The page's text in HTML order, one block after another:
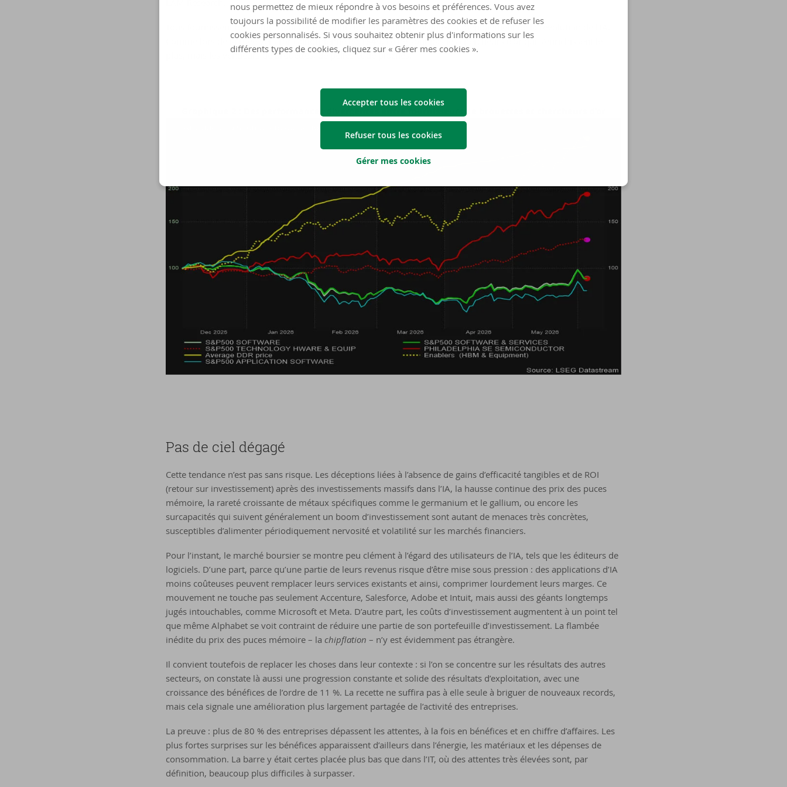
nous permettez de mieux répondre à vos besoins et préférences. Vous avez
toujours la possibilité de modifier les paramètres des cookies et de refuser les
cookies personnalisés. Si vous souhaitez obtenir plus d'informations sur les
différents types de cookies, cliquez sur « Gérer mes cookies ».
Accepter tous les cookies
Refuser tous les cookies
Gérer mes cookies
Tous fournissent des composants et des outils devenus indispensables au déploiement de la révolution de l’IA.
Comme lors de la ruée vers l’or californienne de 1849, ce ne sont pas les chercheurs d’or qui s’enrichissent le
plus, mais les vendeurs de brouettes, de pelles et de pioches.
Graphique 2 : Des performances divergentes entre fournisseurs de brouettes et chercheurs d’or
Pas de ciel dé­ga­gé
Cette tendance n’est pas sans risque. Les déceptions liées à l’absence de gains d’efficacité tangibles et de ROI
(retour sur investissement) après des investissements massifs dans l’IA, la hausse continue des prix des puces
mémoire, la rareté croissante de métaux spécifiques comme le germanium et le gallium, ou encore les
surcapacités qui suivent généralement un boom d’investissement sont autant de menaces très concrètes,
susceptibles d’alimenter périodiquement nervosité et volatilité sur les marchés financiers.
Pour l’instant, le marché boursier se montre peu clément à l’égard des utilisateurs de l’IA, tels que les éditeurs de
logiciels. D’une part, parce qu’une partie de leurs revenus risque d’être mise sous pression : des applications d’IA
moins coûteuses peuvent remplacer leurs services existants et ainsi, comprimer lourdement leurs marges. Ce
mouvement ne touche pas seulement Accenture, Salesforce, Adobe et Intuit, mais aussi des géants longtemps
jugés intouchables, comme Microsoft et Meta. D’autre part, les coûts d’investissement augmentent à un point tel
que même Alphabet se voit contraint de réduire une partie de son portefeuille d’investissement. La flambée
inédite du prix des puces mémoire – la chipflation – n’y est évidemment pas étrangère.
Il convient toutefois de replacer les choses dans leur contexte : si l’on se concentre sur les résultats des autres
secteurs, on constate là aussi une progression constante et solide des résultats d’exploitation, avec une
croissance des bénéfices de l’ordre de 11 %. La recette ne suffira pas à elle seule à briguer de nouveaux records,
mais cela signale une amélioration plus largement partagée de l’activité des entreprises.
La preuve : plus de 80 % des entreprises dépassent les attentes, à la fois en bénéfices et en chiffre d’affaires. Les
plus fortes surprises sur les bénéfices apparaissent d’ailleurs dans l’énergie, les matériaux et les dépenses de
consommation. La barre y était certes placée plus bas que dans l’IT, où des attentes très élevées sont, par
définition, beaucoup plus difficiles à surpasser.